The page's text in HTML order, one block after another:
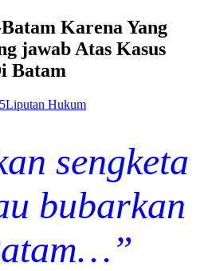
Karena Yang
jawab Atas Kasus
Batam
Liputan Hukum
sengketa
bubarkan